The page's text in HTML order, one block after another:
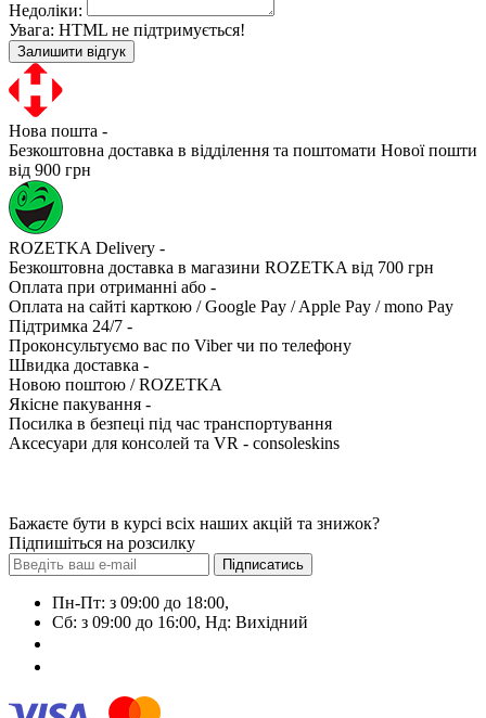
Недоліки:
Увага: HTML не підтримується!
Залишити відгук
Нова пошта -
Безкоштовна доставка в відділення та поштомати Нової пошти
від 900 грн
ROZETKA Delivery -
Безкоштовна доставка в магазини ROZETKA від 700 грн
Оплата при отриманні або -
Оплата на сайті карткою / Google Pay / Apple Pay / mono Pay
Підтримка 24/7 -
Проконсультуємо вас по Viber чи по телефону
Швидка доставка -
Новою поштою / ROZETKA
Якісне пакування -
Посилка в безпеці під час транспортування
Аксесуари для консолей та VR - consoleskins
Бажаєте бути в курсі всіх наших акцій та знижок?
Підпишіться на розсилку
Підписатись
Пн-Пт: з 09:00 до 18:00,
Сб: з 09:00 до 16:00, Нд: Виxідний